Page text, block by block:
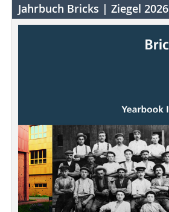
Jahrbuch Bricks | Ziegel 2026